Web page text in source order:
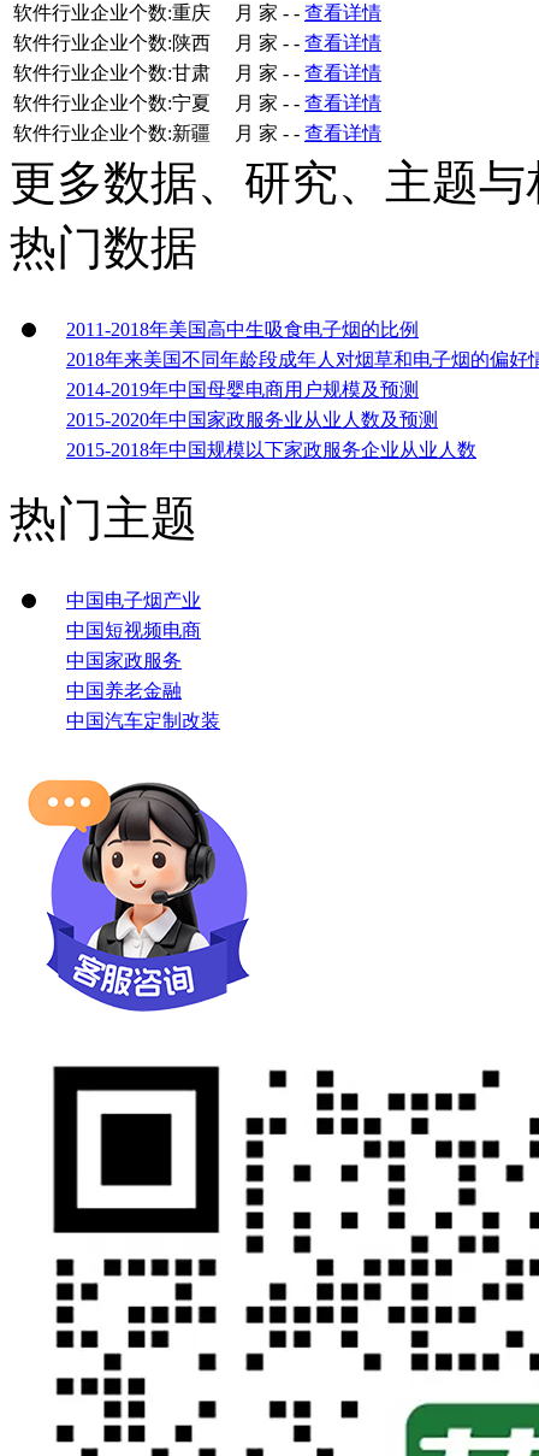
软件行业企业个数:重庆
月 家 - - 查看详情
软件行业企业个数:陕西
月 家 - - 查看详情
软件行业企业个数:甘肃
月 家 - - 查看详情
软件行业企业个数:宁夏
月 家 - - 查看详情
软件行业企业个数:新疆
月 家 - - 查看详情
更多数据、研究、主题
热门数据
2011-2018年美国高中生吸食电子烟的比例
2018年来美国不同年龄段成年人对烟草和电子烟的偏好
2014-2019年中国母婴电商用户规模及预测
2015-2020年中国家政服务业从业人数及预测
2015-2018年中国规模以下家政服务企业从业人数
热门主题
中国电子烟产业
中国短视频电商
中国家政服务
中国养老金融
中国汽车定制改装